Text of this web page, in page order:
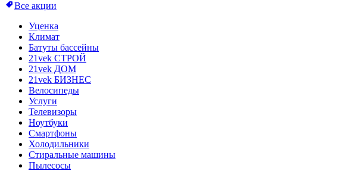
Все акции
Уценка
Климат
Батуты бассейны
21vek СТРОЙ
21vek ДОМ
21vek БИЗНЕС
Велосипеды
Услуги
Телевизоры
Ноутбуки
Смартфоны
Холодильники
Стиральные машины
Пылесосы